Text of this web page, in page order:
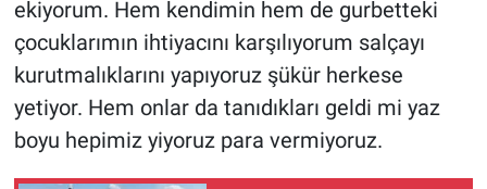
ekiyorum. Hem kendimin hem de gurbetteki
çocuklarımın ihtiyacını karşılıyorum salçayı
kurutmalıklarını yapıyoruz şükür herkese
yetiyor. Hem onlar da tanıdıkları geldi mi yaz
boyu hepimiz yiyoruz para vermiyoruz.